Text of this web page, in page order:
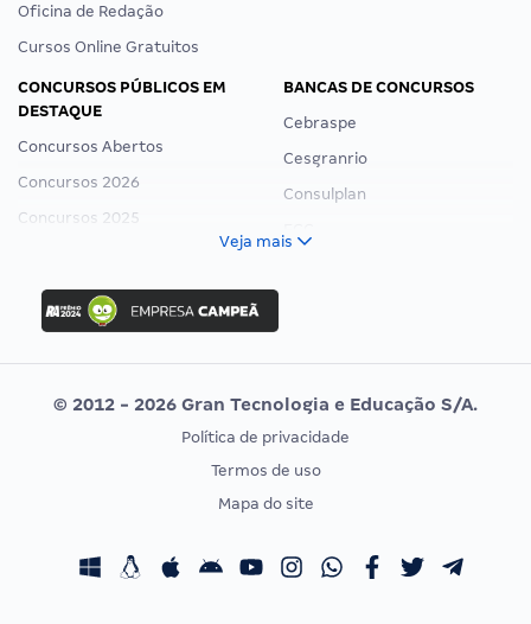
Oficina de Redação
Cursos Online Gratuitos
CONCURSOS PÚBLICOS EM
DESTAQUE
Concursos Abertos
Concursos 2026
Concursos 2025
Concurso Ibama
Concurso MPU
Editais publicados
BANCAS DE CONCURSOS
Cebraspe
Cesgranrio
Consulplan
Vunesp
CONCURSOS POR PROFISSÃO
Concursos Fiscais
EXAME DE ORDEM
Calendário OAB
Veja mais
© 2012 - 2026 Gran Tecnologia e Educação S/A.
Política de privacidade
Termos de uso
Mapa do site